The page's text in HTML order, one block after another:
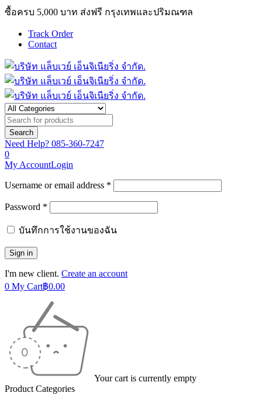
ซื้อครบ 5,000 บาท ส่งฟรี กรุงเทพและปริมณฑล
Track Order
Contact
Need Help? 085-360-7247
0
My AccountLogin
Username or email address *
Password *
บันทึกการใช้งานของฉัน
I'm new client. Create an account
0 My Cart฿0.00
Your cart is currently empty
Product Categories